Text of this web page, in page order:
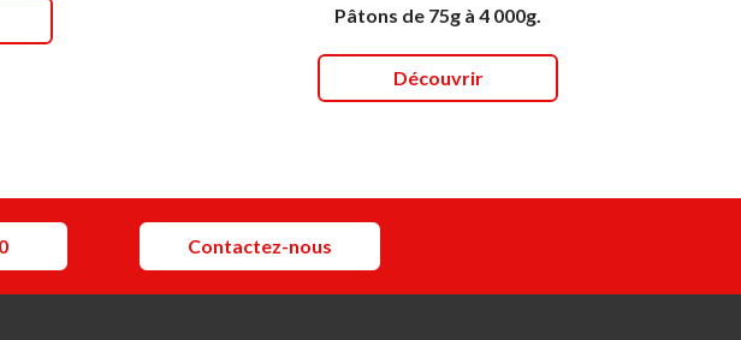
Pâtons de 75g à 4 000g.
Découvrir
Contactez-nous